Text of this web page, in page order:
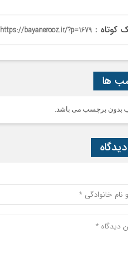
کوتاه : https://bayanerooz.ir/?p=1679
ها
بدون برچسب می باشد.